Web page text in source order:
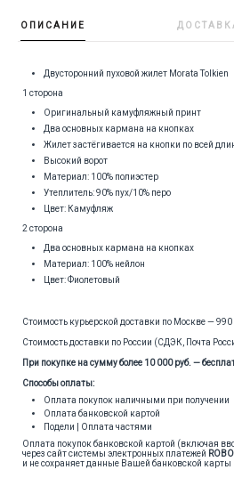
ОПИСАНИЕ
Двусторонний пуховой жилет Morata Tolkien
1 сторона
Оригинальный камуфляжный принт
Два основных кармана на кнопках
Жилет застёгивается на кнопки по всей
Высокий ворот
Материал: 100% полиэстер
Утеплитель: 90% пух/10% перо
Цвет: Камуфляж
2 сторона
Два основных кармана на кнопках
Материал: 100% нейлон
Цвет: Фиолетовый
Стоимость курьерской доставки по Москве — 990
Стоимость доставки по России (СДЭК, Почта
При покупке на сумму более 10 000 руб. —
Способы оплаты:
Оплата покупок наличными при получении
Оплата банковской картой
Подели | Оплата частями
Оплата покупок банковской картой (включая
через сайт системы электронных платежей
и не сохраняет данные Вашей банковской карты